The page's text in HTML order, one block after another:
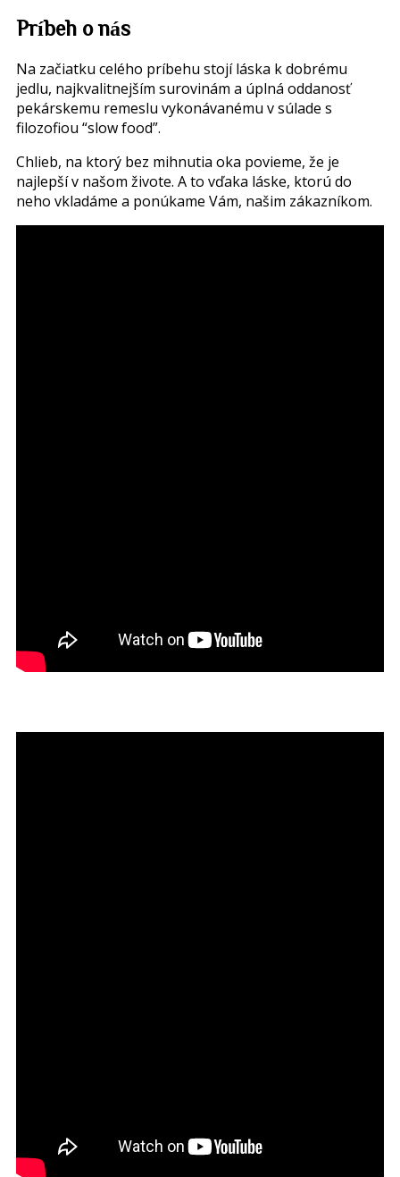
Príbeh o nás
Na začiatku celého príbehu stojí láska k dobrému
jedlu, najkvalitnejším surovinám a úplná oddanosť
pekárskemu remeslu vykonávanému v súlade s
filozofiou “slow food”.
Chlieb, na ktorý bez mihnutia oka povieme, že je
najlepší v našom živote. A to vďaka láske, ktorú do
neho vkladáme a ponúkame Vám, našim zákazníkom.